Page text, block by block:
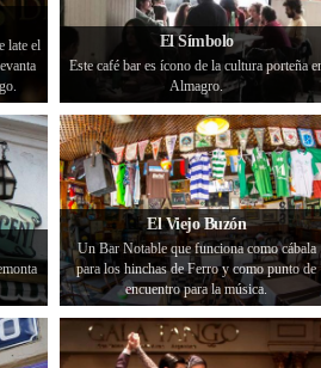
late el
El Símbolo
Este café bar es ícono de la cultura porteña
Almagro.
El Viejo Buzón
Un Bar Notable que funciona como cábala
para los hinchas de Ferro y como punto de
encuentro para la música.